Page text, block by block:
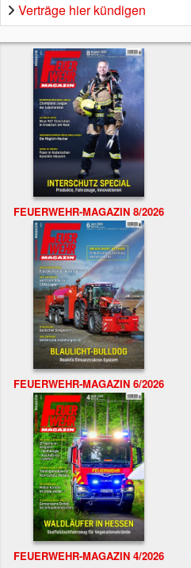
Verträge hier kündigen
FEUERWEHR-MAGAZIN 8/2026
FEUERWEHR-MAGAZIN 6/2026
FEUERWEHR-MAGAZIN 4/2026